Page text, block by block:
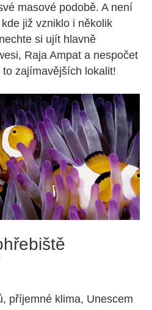
masové podobě. A není
již vzniklo i několik
si ujít hlavně
Raja Ampat a nespočet
zajímavějších lokalit!
příjemné klima, Unescem